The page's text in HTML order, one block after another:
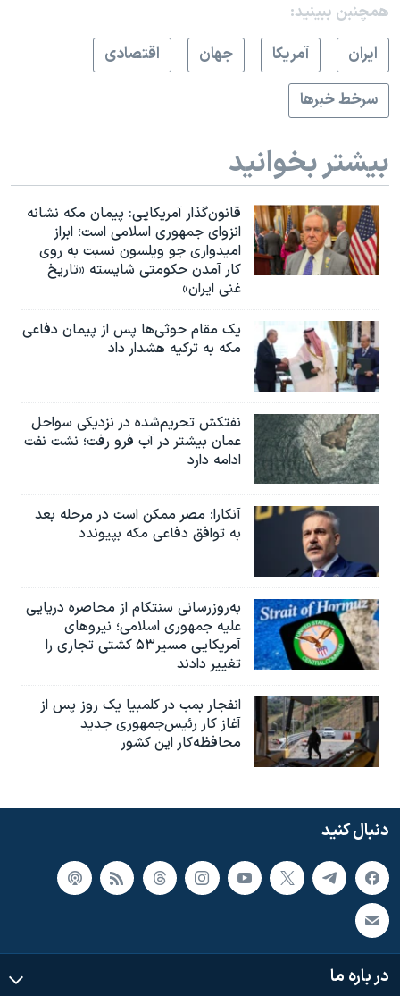
همچنبن ببینید:
ايران
آمريکا جهان
اقتصادی
سرخط خبرها
بیشتر بخوانید
قانون‌گذار آمریکایی: پیمان مکه نشانه
انزوای جمهوری اسلامی است؛ ابراز
امیدواری جو ویلسون نسبت به روی
کار آمدن حکومتی شایسته «تاریخ
غنی ایران»
یک مقام حوثی‌ها پس از پیمان دفاعی
مکه به ترکیه هشدار داد
نفتکش تحریم‌شده در نزدیکی سواحل
عمان بیشتر در آب فرو رفت؛ نشت نفت
ادامه دارد
آنکارا: مصر ممکن است در مرحله بعد
به توافق دفاعی مکه بپیوندد
به‌روزرسانی سنتکام از محاصره دریایی
علیه جمهوری اسلامی؛ نیروهای
آمریکایی مسیر۵۳ کشتی تجاری را
تغییر دادند
انفجار بمب‌‌ در کلمبیا یک روز پس از
آغاز کار رئیس‌جمهوری جدید
محافظه‌کار این کشور
دنبال کنید
در باره ما